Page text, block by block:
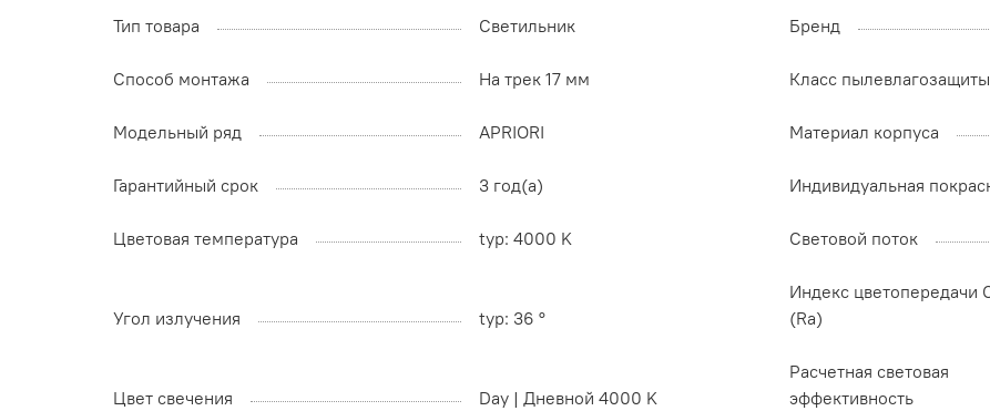
Тип товара Светильник Бренд
Способ монтажа На трек 17 мм Класс пылевлагозащиты
Модельный ряд APRIORI Материал корпуса
Гарантийный срок 3 год(а) Индивидуальная
Цветовая температура typ: 4000 K Световой поток
Угол излучения typ: 36 °
Индекс цветопередачи
(Ra)
Цвет свечения Day | Дневной 4000 K
Расчетная световая
эффективность